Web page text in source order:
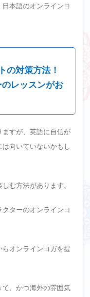
本語のオンラインヨ
の対策方法！
レッスンがお
ますが、英語に自信が
向いていないかもし
む方法があります。
ターのオンラインヨ
オンラインヨガを提
、かつ海外の雰囲気